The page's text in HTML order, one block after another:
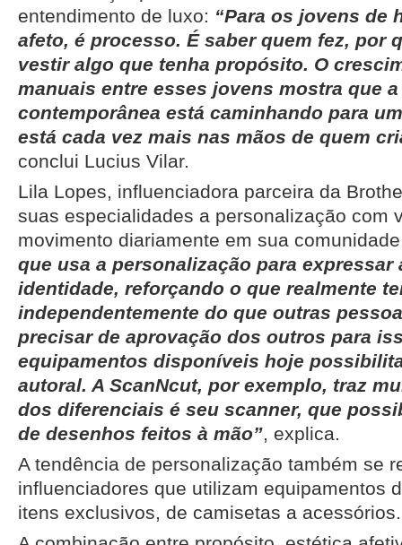
entendimento de luxo: “Para os jovens de
afeto, é processo. É saber quem fez, por
vestir algo que tenha propósito. O
manuais entre esses jovens mostra que
contemporânea está caminhando para
está cada vez mais nas mãos de quem
conclui Lucius Vilar.
Lila Lopes, influenciadora parceira da
suas especialidades a personalização com
movimento diariamente em sua
que usa a personalização para expressar
identidade, reforçando o que realmente
independentemente do que outras
precisar de aprovação dos outros para
equipamentos disponíveis hoje
autoral. A ScanNcut, por exemplo, traz
dos diferenciais é seu scanner, que
de desenhos feitos à mão”, explica.
A tendência de personalização também se
influenciadores que utilizam equipamentos
itens exclusivos, de camisetas a acessórios.